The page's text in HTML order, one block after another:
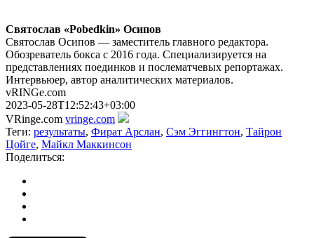
Святослав «Pobedkin» Осипов
Святослав Осипов — заместитель главного редактора.
Обозреватель бокса с 2016 года. Специализируется на
представлениях поединков и послематчевых репортажах.
Интервьюер, автор аналитических материалов.
vRINGe.com
2023-05-28T12:52:43+03:00
VRinge.com vringe.com
Теги: результаты, Фират Арслан, Сэм Эггингтон, Тайрон
Цойге, Майкл Маккинсон
Поделиться: